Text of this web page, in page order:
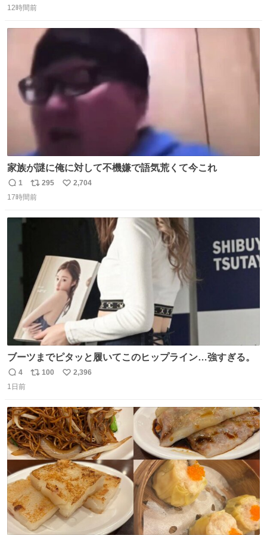
タコスバーガーをガブッと食べて、またオレンジ＆パッシ
信
ポ
ト
数
12時間前
家族が謎に俺に対して不機嫌で語気荒くて今これ
返
信
1
リ
ポ
295
い
2,704
17時間前
ブーツまでピタッと履いてこのヒップライン…強すぎる。
返
信
4
リ
ト
数
100
い
数
2,396
1日前